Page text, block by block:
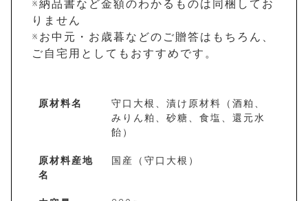
※納品書など金額のわかるものは同梱してお
りません
※お中元・お歳暮などのご贈答はもちろん、
ご自宅用としてもおすすめです。
原材料名
守口大根、漬け原材料（酒粕、
みりん粕、砂糖、食塩、還元水
飴）
原材料産地
名
国産（守口大根）